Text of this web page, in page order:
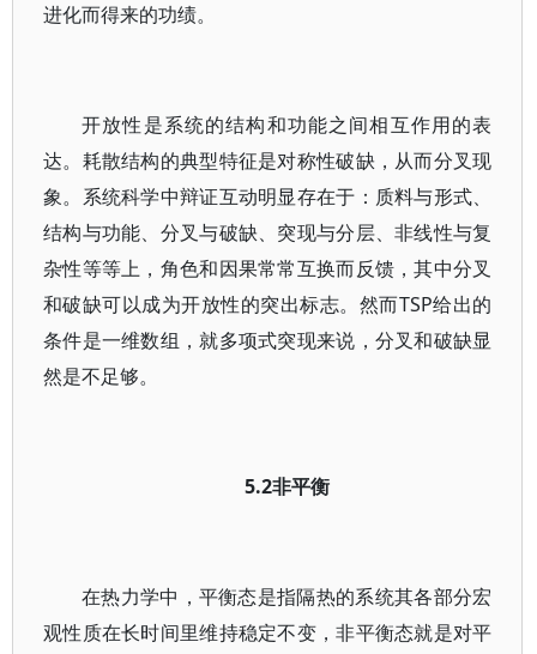
进化而得来的功绩。
开放性是系统的结构和功能之间相互作用的表
达。耗散结构的典型特征是对称性破缺，从而分叉现
象。系统科学中辩证互动明显存在于：质料与形式、
结构与功能、分叉与破缺、突现与分层、非线性与复
杂性等等上，角色和因果常常互换而反馈，其中分叉
和破缺可以成为开放性的突出标志。然而TSP给出的
条件是一维数组，就多项式突现来说，分叉和破缺显
然是不足够。
5.2非平衡
在热力学中，平衡态是指隔热的系统其各部分宏
观性质在长时间里维持稳定不变，非平衡态就是对平